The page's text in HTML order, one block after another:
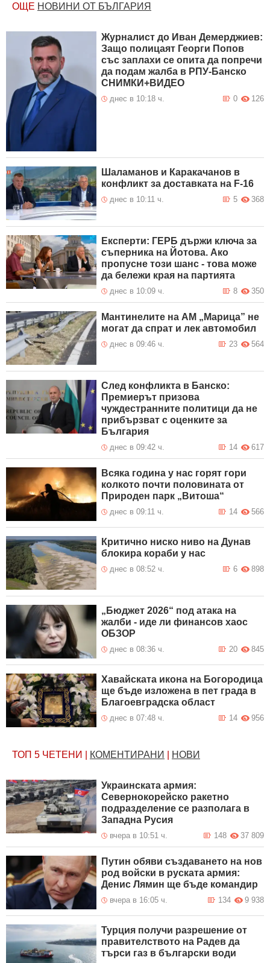
ОЩЕ НОВИНИ ОТ БЪЛГАРИЯ
Журналист до Иван Демерджиев:
Защо полицаят Георги Попов
със заплахи се опита да попречи
да подам жалба в РПУ-Банско
СНИМКИ+ВИДЕО
днес в 10:18 ч. 126
0
Шаламанов и Каракачанов в
конфликт за доставката на F-16
днес в 10:11 ч. 368
5
Експерти: ГЕРБ държи ключа за
съперника на Йотова. Ако
пропусне този шанс - това може
да бележи края на партията
днес в 10:09 ч. 350
8
Мантинелите на АМ „Марица” не
могат да спрат и лек автомобил
днес в 09:46 ч. 564
23
След конфликта в Банско:
Премиерът призова
чуждестранните политици да не
прибързват с оценките за
България
днес в 09:42 ч. 617
14
Всяка година у нас горят гори
колкото почти половината от
Природен парк „Витоша“
днес в 09:11 ч. 566
14
Критично ниско ниво на Дунав
блокира кораби у нас
днес в 08:52 ч. 898
6
„Бюджет 2026“ под атака на
жалби - иде ли финансов хаос
ОБЗОР
днес в 08:36 ч. 845
20
Хавайската икона на Богородица
ще бъде изложена в пет града в
Благоевградска област
днес в 07:48 ч. 956
14
ТОП 5 ЧЕТЕНИ КОМЕНТИРАНИ НОВИ
Украинската армия:
Севернокорейско ракетно
подразделение се разполага в
Западна Русия
вчера в 10:51 ч. 37 809
148
Путин обяви създаването на нов
род войски в руската армия:
Денис Лямин ще бъде командир
вчера в 16:05 ч. 9 938
134
Турция получи разрешение от
правителството на Радев да
търси газ в български води